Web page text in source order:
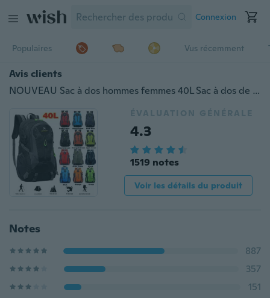
Connexion
Populaires Vus récemment
Avis clients
NOUVEAU Sac à dos hommes femmes 40L Sac à dos de voyage extérieur Sac de sport Sac à dos de camping Sac à dos de randonnée Sac à dos pour étudiants
ÉVALUATION GÉNÉRALE
4.3
1519 notes
Voir les détails du produit
Notes
887
357
151